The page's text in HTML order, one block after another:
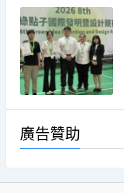
廣告贊助